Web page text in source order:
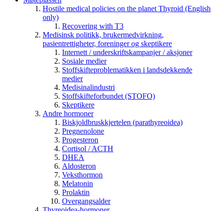
Hostile medical policies on the planet Thyroid (English
only)
Recovering with T3
Medisinsk politikk, brukermedvirkning,
pasientrettigheter, foreninger og skeptikere
Internett / underskriftskampanjer / aksjoner
Sosiale medier
Stoffskifteproblematikken i landsdekkende
medier
Medisinalindustri
Stoffskifteforbundet (STOFO)
Skeptikere
Andre hormoner
Biskjoldbruskkjertelen (parathyreoidea)
Pregnenolone
Progesteron
Cortisol / ACTH
DHEA
Aldosteron
Veksthormon
Melatonin
Prolaktin
Overgangsalder